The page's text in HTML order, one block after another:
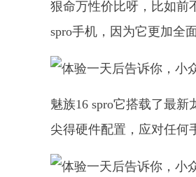
狠命万性价比呀，比如前
spro手机，因为它更加全
魅族16 spro它搭载了最
尖得硬件配置，应对任何